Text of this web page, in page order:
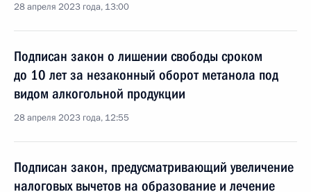
28 апреля 2023 года, 13:00
Подписан закон о лишении свободы сроком
до 10 лет за незаконный оборот метанола под
видом алкогольной продукции
28 апреля 2023 года, 12:55
Подписан закон, предусматривающий увеличение
налоговых вычетов на образование и лечение